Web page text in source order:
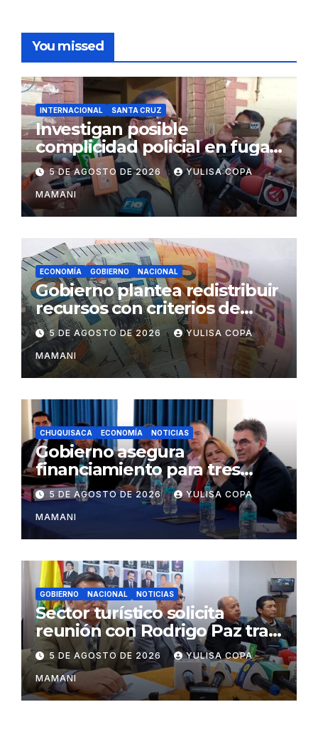
You missed
INTERNACIONAL SANTA CRUZ
Investigan posible
complicidad policial en fuga
de dos reos brasileños de
Palmasola
5 DE AGOSTO DE 2026 YULISA COPA
MAMANI
ECONOMÍA GOBIERNO NACIONAL
Gobierno plantea redistribuir
recursos con criterios de
eficiencia y esfuerzo fiscal
5 DE AGOSTO DE 2026 YULISA COPA
MAMANI
CHUQUISACA ECONOMÍA NOTICIAS
Gobierno asegura
financiamiento para tres
proyectos estratégicos de
Chuquisaca
5 DE AGOSTO DE 2026 YULISA COPA
MAMANI
GOBIERNO NACIONAL NOTICIAS
Sector turístico solicita
reunión con Rodrigo Paz tras
cambios en la administración
del turismo
5 DE AGOSTO DE 2026 YULISA COPA
MAMANI